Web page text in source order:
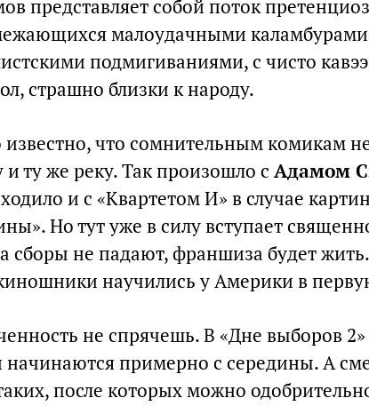
представляет собой поток
малоудачными каламбурами.
подмигиваниями, с чисто
страшно близки к народу.
что сомнительным комикам
и ту же реку. Так произошло с Адамом
и с «Квартетом И» в случае
Но тут уже в силу вступает
сборы не падают, франшиза будет
научились у Америки в
не спрячешь. В «Дне выборов
начинаются примерно с середины. А
после которых можно